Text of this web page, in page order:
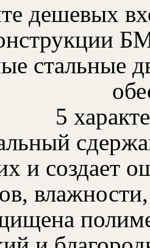
дешевых
стальные
5
и создает